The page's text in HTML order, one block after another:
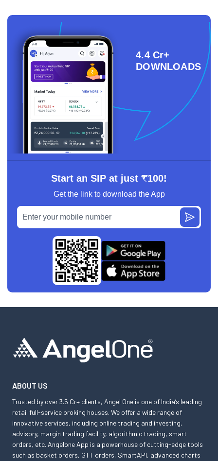
4.4 Cr+
DOWNLOADS
Start an SIP at just ₹100!
Get the link to download the App
ABOUT US
Trusted by over 3.5 Cr+ clients, Angel One is one of India’s leading
retail full-service broking houses. We offer a wide range of
innovative services, including online trading and investing,
advisory, margin trading facility, algorithmic trading, smart
orders, etc. Angelone App is a powerhouse of cutting-edge tools
such as basket orders, GTT orders, SmartAPI, advanced charts